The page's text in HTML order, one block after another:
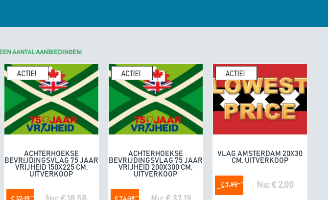
Marinus geeft Algemene Vlaggenhandel een10/10
21/07/2026 | Goede communicatie. Fijne producten.
K
EEN AANTAL AANBIEDINGEN:
In winkelwagen
ACHTERHOEKSE
BEVRIJDINGSVLAG 75 JAAR
VRIJHEID 150X225 CM,
UITVERKOOP
In winkelwagen
ACHTERHOEKSE
BEVRIJDINGSVLAG 75 JAAR
VRIJHEID 200X300 CM,
UITVERKOOP
In winkelwagen
VLAG AMSTERDAM 20X30
CM, UITVERKOOP
€ 7,95 Nu: € 2,00